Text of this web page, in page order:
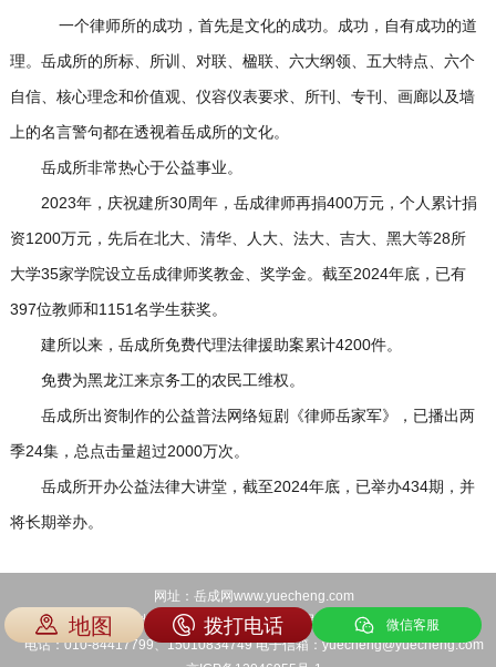
一个律师所的成功，首先是文化的成功。成功，自有成功的道
理。岳成所的所标、所训、对联、楹联、六大纲领、五大特点、六个
自信、核心理念和价值观、仪容仪表要求、所刊、专刊、画廊以及墙
上的名言警句都在透视着岳成所的文化。
岳成所非常热心于公益事业。
2023年，庆祝建所30周年，岳成律师再捐400万元，个人累计捐
资1200万元，先后在北大、清华、人大、法大、吉大、黑大等28所
大学35家学院设立岳成律师奖教金、奖学金。截至2024年底，已有
397位教师和1151名学生获奖。
建所以来，岳成所免费代理法律援助案累计4200件。
免费为黑龙江来京务工的农民工维权。
岳成所出资制作的公益普法网络短剧《律师岳家军》，已播出两
季24集，总点击量超过2000万次。
岳成所开办公益法律大讲堂，截至2024年底，已举办434期，并
将长期举办。
地图 拨打电话 微信客服
网址：岳成网www.yuecheng.com
北京总所地址：北京市东三环北路丙2号天元港中心A座7层
电话：010-84417799、15010834749 电子信箱：yuecheng@yuecheng.com